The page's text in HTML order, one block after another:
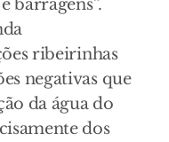
barragens”.
ribeirinhas
negativas que
da água do
dos